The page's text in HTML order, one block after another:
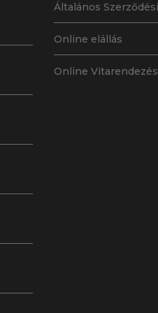
Általános
Online elállás
Online Vitarendezés